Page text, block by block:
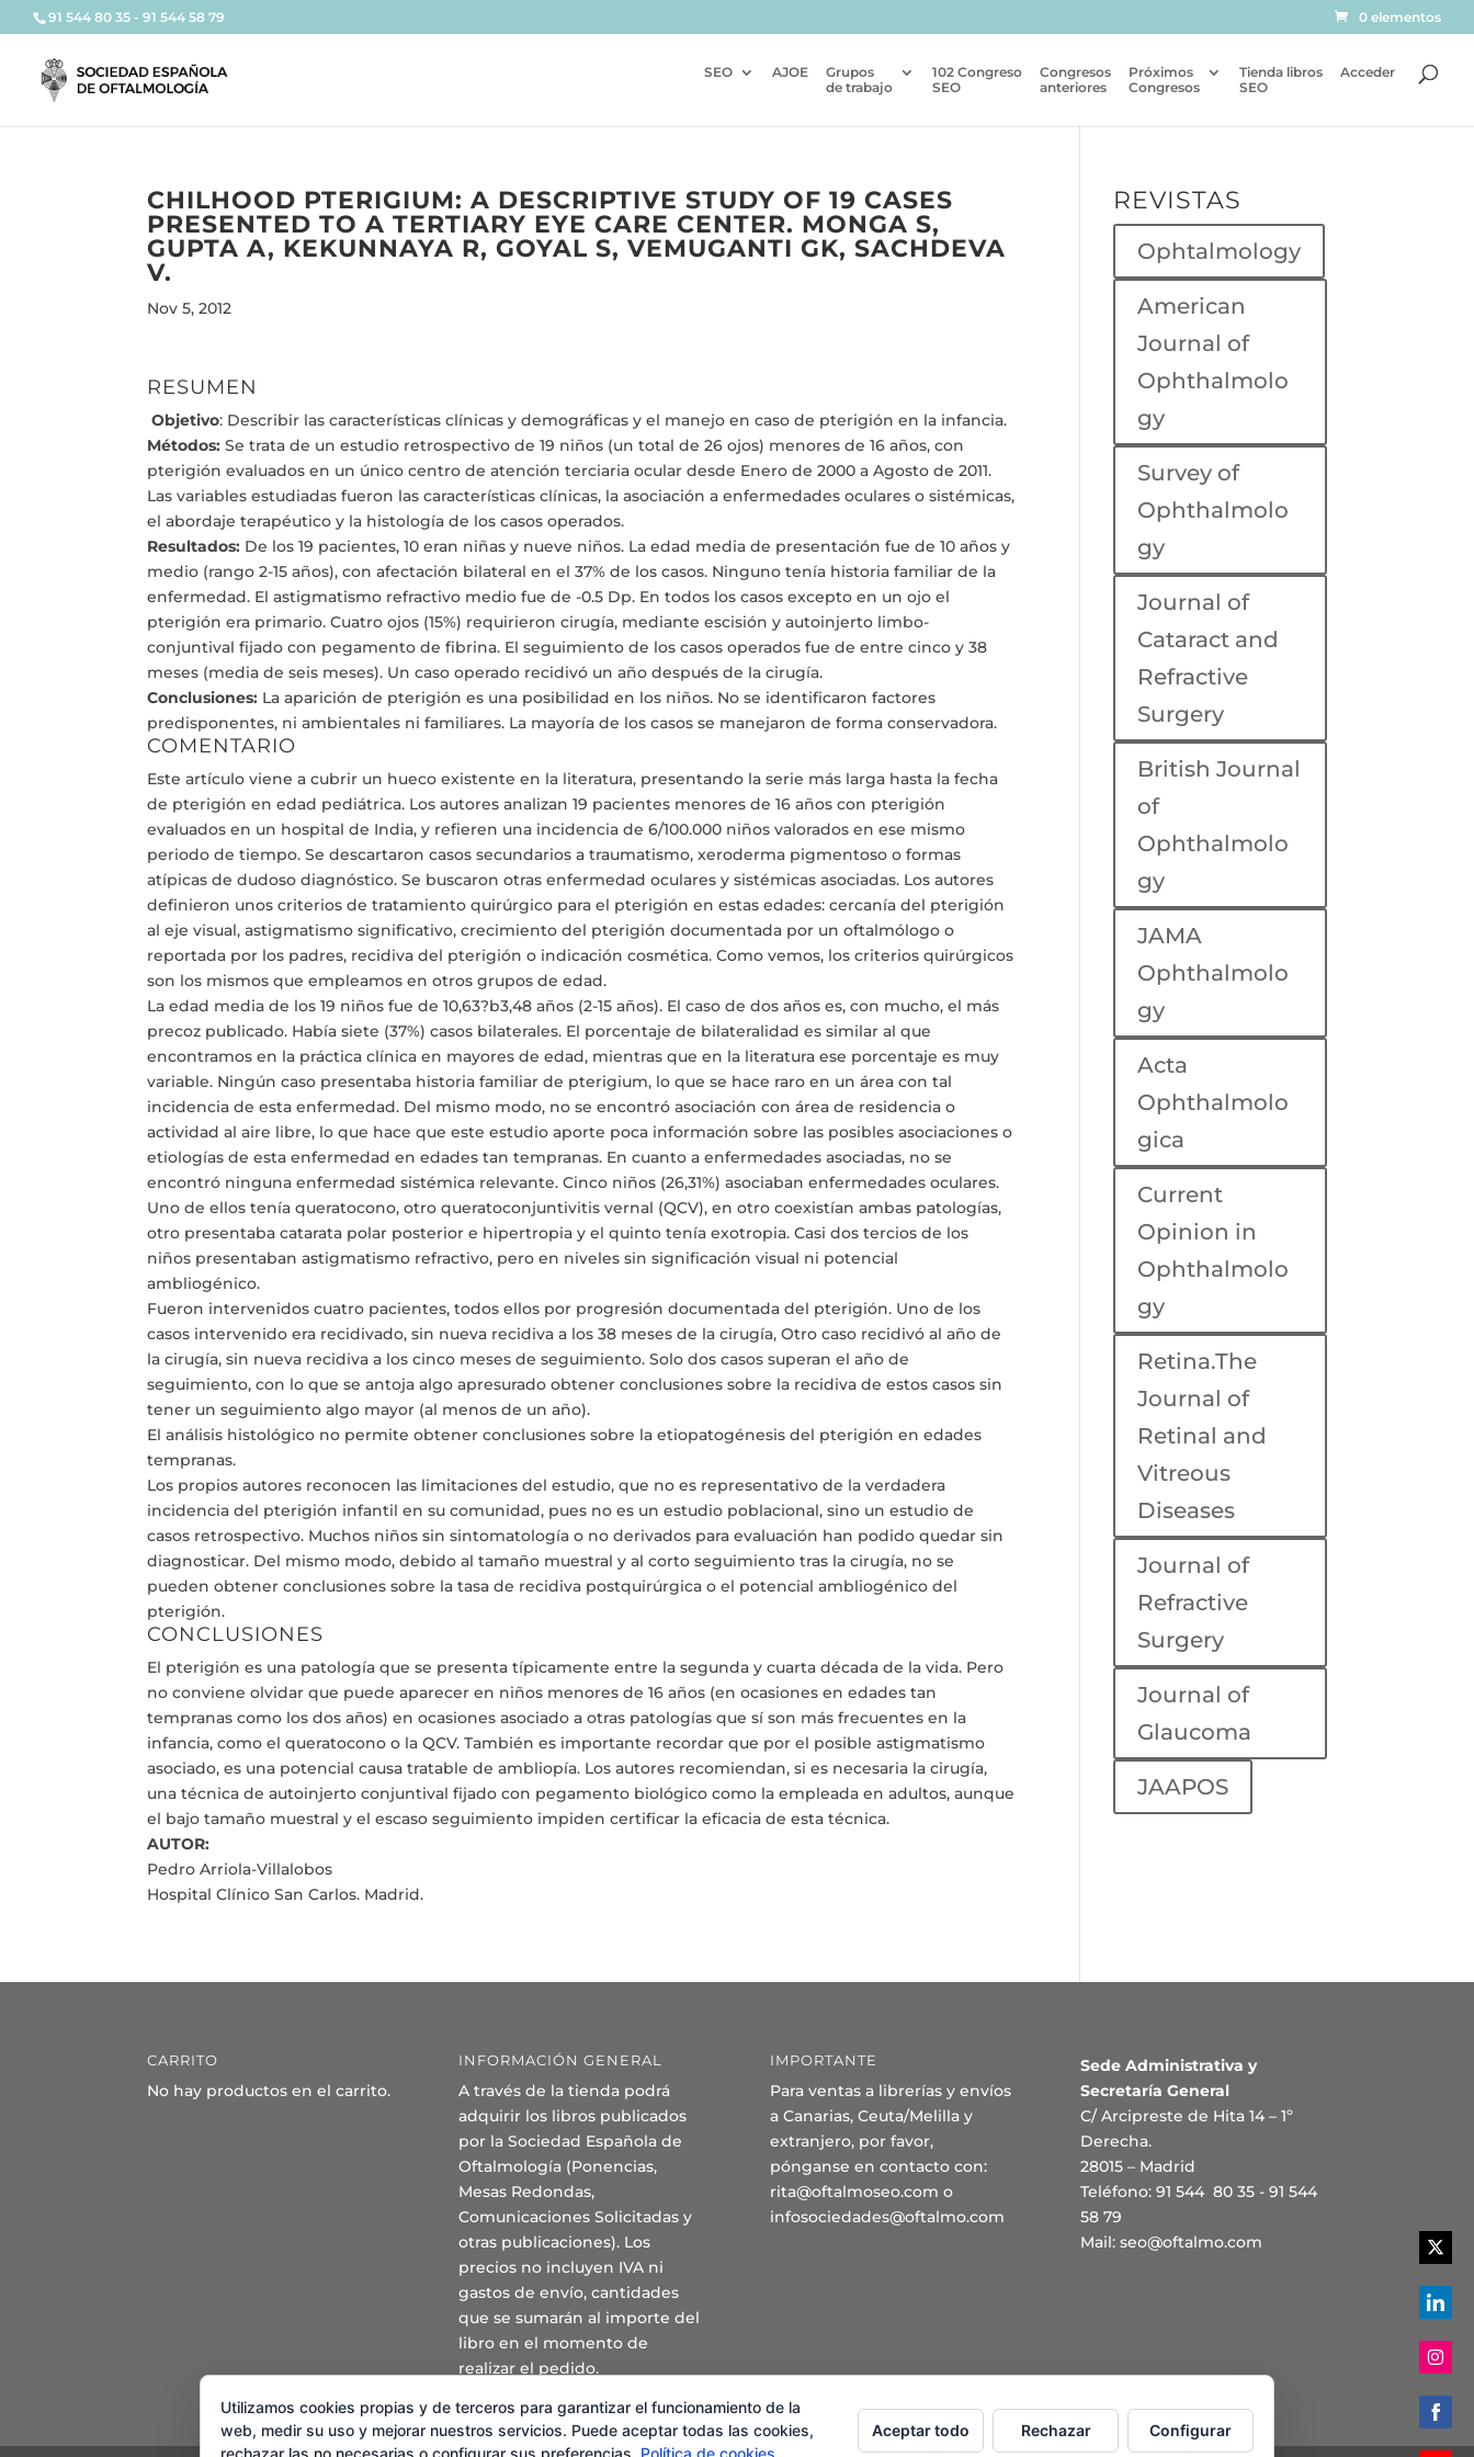
91 544 80 35 - 91 544 58 79 0 elementos
SEO AJOE
Grupos
de trabajo
102 Congreso
SEO
Congresos
anteriores
Próximos
Congresos
Tienda libros
SEO
Acceder
CHILHOOD PTERIGIUM: A DESCRIPTIVE STUDY OF 19 CASES
PRESENTED TO A TERTIARY EYE CARE CENTER. MONGA S,
GUPTA A, KEKUNNAYA R, GOYAL S, VEMUGANTI GK, SACHDEVA
V.
Nov 5, 2012
RESUMEN
Objetivo: Describir las características clínicas y demográficas y el manejo en caso de pterigión en la infancia.
Métodos: Se trata de un estudio retrospectivo de 19 niños (un total de 26 ojos) menores de 16 años, con
pterigión evaluados en un único centro de atención terciaria ocular desde Enero de 2000 a Agosto de 2011.
Las variables estudiadas fueron las características clínicas, la asociación a enfermedades oculares o sistémicas,
el abordaje terapéutico y la histología de los casos operados.
Resultados: De los 19 pacientes, 10 eran niñas y nueve niños. La edad media de presentación fue de 10 años y
medio (rango 2-15 años), con afectación bilateral en el 37% de los casos. Ninguno tenía historia familiar de la
enfermedad. El astigmatismo refractivo medio fue de -0.5 Dp. En todos los casos excepto en un ojo el
pterigión era primario. Cuatro ojos (15%) requirieron cirugía, mediante escisión y autoinjerto limbo-
conjuntival fijado con pegamento de fibrina. El seguimiento de los casos operados fue de entre cinco y 38
meses (media de seis meses). Un caso operado recidivó un año después de la cirugía.
Conclusiones: La aparición de pterigión es una posibilidad en los niños. No se identificaron factores
predisponentes, ni ambientales ni familiares. La mayoría de los casos se manejaron de forma conservadora.
COMENTARIO
Este artículo viene a cubrir un hueco existente en la literatura, presentando la serie más larga hasta la fecha
de pterigión en edad pediátrica. Los autores analizan 19 pacientes menores de 16 años con pterigión
evaluados en un hospital de India, y refieren una incidencia de 6/100.000 niños valorados en ese mismo
periodo de tiempo. Se descartaron casos secundarios a traumatismo, xeroderma pigmentoso o formas
atípicas de dudoso diagnóstico. Se buscaron otras enfermedad oculares y sistémicas asociadas. Los autores
definieron unos criterios de tratamiento quirúrgico para el pterigión en estas edades: cercanía del pterigión
al eje visual, astigmatismo significativo, crecimiento del pterigión documentada por un oftalmólogo o
reportada por los padres, recidiva del pterigión o indicación cosmética. Como vemos, los criterios quirúrgicos
son los mismos que empleamos en otros grupos de edad.
La edad media de los 19 niños fue de 10,63?b3,48 años (2-15 años). El caso de dos años es, con mucho, el más
precoz publicado. Había siete (37%) casos bilaterales. El porcentaje de bilateralidad es similar al que
encontramos en la práctica clínica en mayores de edad, mientras que en la literatura ese porcentaje es muy
variable. Ningún caso presentaba historia familiar de pterigium, lo que se hace raro en un área con tal
incidencia de esta enfermedad. Del mismo modo, no se encontró asociación con área de residencia o
actividad al aire libre, lo que hace que este estudio aporte poca información sobre las posibles asociaciones o
etiologías de esta enfermedad en edades tan tempranas. En cuanto a enfermedades asociadas, no se
encontró ninguna enfermedad sistémica relevante. Cinco niños (26,31%) asociaban enfermedades oculares.
Uno de ellos tenía queratocono, otro queratoconjuntivitis vernal (QCV), en otro coexistían ambas patologías,
otro presentaba catarata polar posterior e hipertropia y el quinto tenía exotropia. Casi dos tercios de los
niños presentaban astigmatismo refractivo, pero en niveles sin significación visual ni potencial
ambliogénico.
Fueron intervenidos cuatro pacientes, todos ellos por progresión documentada del pterigión. Uno de los
casos intervenido era recidivado, sin nueva recidiva a los 38 meses de la cirugía, Otro caso recidivó al año de
la cirugía, sin nueva recidiva a los cinco meses de seguimiento. Solo dos casos superan el año de
seguimiento, con lo que se antoja algo apresurado obtener conclusiones sobre la recidiva de estos casos sin
tener un seguimiento algo mayor (al menos de un año).
El análisis histológico no permite obtener conclusiones sobre la etiopatogénesis del pterigión en edades
tempranas.
Los propios autores reconocen las limitaciones del estudio, que no es representativo de la verdadera
incidencia del pterigión infantil en su comunidad, pues no es un estudio poblacional, sino un estudio de
casos retrospectivo. Muchos niños sin sintomatología o no derivados para evaluación han podido quedar sin
diagnosticar. Del mismo modo, debido al tamaño muestral y al corto seguimiento tras la cirugía, no se
pueden obtener conclusiones sobre la tasa de recidiva postquirúrgica o el potencial ambliogénico del
pterigión.
CONCLUSIONES
El pterigión es una patología que se presenta típicamente entre la segunda y cuarta década de la vida. Pero
no conviene olvidar que puede aparecer en niños menores de 16 años (en ocasiones en edades tan
tempranas como los dos años) en ocasiones asociado a otras patologías que sí son más frecuentes en la
infancia, como el queratocono o la QCV. También es importante recordar que por el posible astigmatismo
asociado, es una potencial causa tratable de ambliopía. Los autores recomiendan, si es necesaria la cirugía,
una técnica de autoinjerto conjuntival fijado con pegamento biológico como la empleada en adultos, aunque
el bajo tamaño muestral y el escaso seguimiento impiden certificar la eficacia de esta técnica.
AUTOR:
Pedro Arriola-Villalobos
Hospital Clínico San Carlos. Madrid.
REVISTAS
Ophtalmology
American
Journal of
Ophthalmolo
gy
Survey of
Ophthalmolo
gy
Journal of
Cataract and
Refractive
Surgery
British Journal
of
Ophthalmolo
gy
JAMA
Ophthalmolo
gy
Acta
Ophthalmolo
gica
Current
Opinion in
Ophthalmolo
gy
Retina.The
Journal of
Retinal and
Vitreous
Diseases
Journal of
Refractive
Surgery
Journal of
Glaucoma
JAAPOS
CARRITO
No hay productos en el carrito.
INFORMACIÓN GENERAL
A través de la tienda podrá
adquirir los libros publicados
por la Sociedad Española de
Oftalmología (Ponencias,
Mesas Redondas,
Comunicaciones Solicitadas y
otras publicaciones). Los
precios no incluyen IVA ni
gastos de envío, cantidades
que se sumarán al importe del
libro en el momento de
realizar el pedido.
IMPORTANTE
Para ventas a librerías y envíos
a Canarias, Ceuta/Melilla y
extranjero, por favor,
pónganse en contacto con:
rita@oftalmoseo.com o
infosociedades@oftalmo.com
Sede Administrativa y
Secretaría General
C/ Arcipreste de Hita 14 – 1º
Derecha.
28015 – Madrid
Teléfono: 91 544 80 35 - 91 544
58 79
Mail:seo@oftalmo.com
on
Twitter
on
on
Utilizamos cookies propias y de terceros para garantizar el funcionamiento de la
web, medir su uso y mejorar nuestros servicios. Puede aceptar todas las cookies,
rechazar las no necesarias o configurar sus preferencias. Política de cookies
Aceptar todo Rechazar Configurar